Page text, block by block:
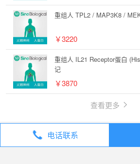
重组人 TPL2 / MAP3K8 /
￥3220
重组人 IL21 Receptor蛋白
记
￥3870
查看更多
全部分类 试剂
电话联系